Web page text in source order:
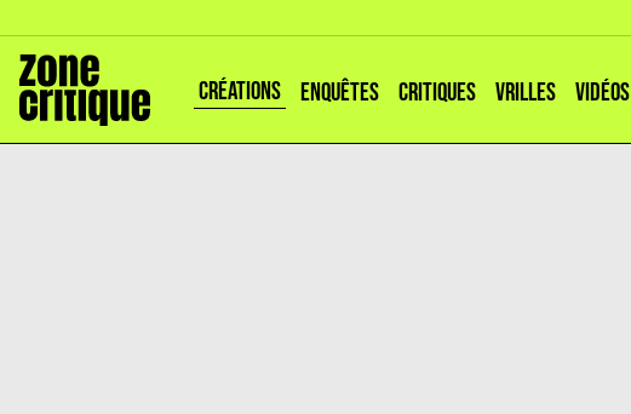
CRÉATIONS ENQUÊTES CRITIQUES VRILLES VIDÉOS